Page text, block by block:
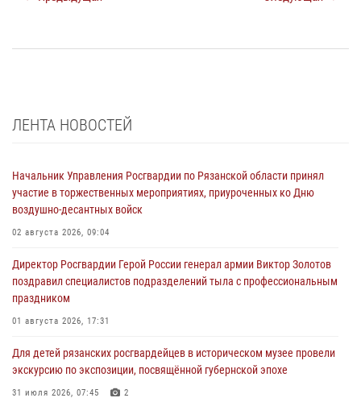
ЛЕНТА НОВОСТЕЙ
Начальник Управления Росгвардии по Рязанской области принял
участие в торжественных мероприятиях, приуроченных ко Дню
воздушно-десантных войск
02 августа 2026, 09:04
Директор Росгвардии Герой России генерал армии Виктор Золотов
поздравил специалистов подразделений тыла с профессиональным
праздником
01 августа 2026, 17:31
Для детей рязанских росгвардейцев в историческом музее провели
экскурсию по экспозиции, посвящённой губернской эпохе
31 июля 2026, 07:45 2